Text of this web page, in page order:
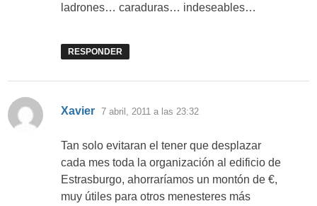
ladrones… caraduras… indeseables…
RESPONDER
Xavier dice:
7 abril, 2011 a las 23:32
Tan solo evitaran el tener que desplazar
cada mes toda la organización al edificio de
Estrasburgo, ahorraríamos un montón de €,
muy útiles para otros menesteres más